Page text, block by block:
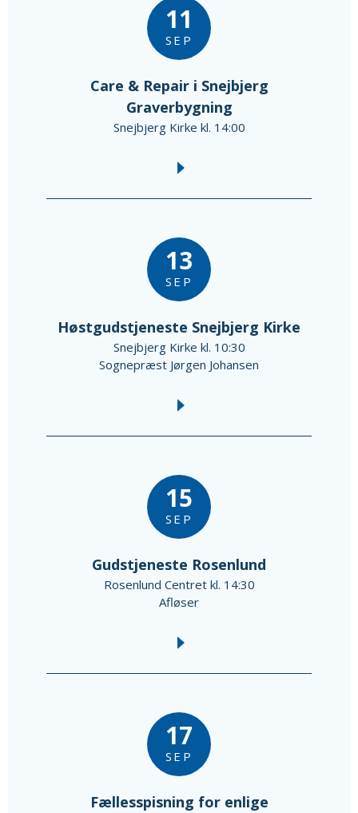
11
SEP
Care & Repair i Snejbjerg
Graverbygning
Snejbjerg Kirke kl. 14:00
13
SEP
Høstgudstjeneste Snejbjerg Kirke
Snejbjerg Kirke kl. 10:30
Sognepræst Jørgen Johansen
15
SEP
Gudstjeneste Rosenlund
Rosenlund Centret kl. 14:30
Afløser
17
SEP
Fællesspisning for enlige